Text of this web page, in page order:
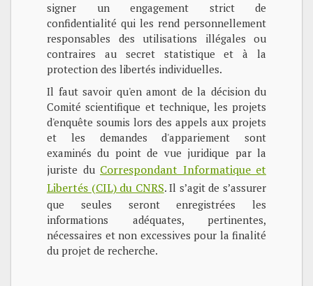
signer un engagement strict de
confidentialité qui les rend personnellement
responsables des utilisations illégales ou
contraires au secret statistique et à la
protection des libertés individuelles.
Il faut savoir qu'en amont de la décision du
Comité scientifique et technique, les projets
d'enquête soumis lors des appels aux projets
et les demandes d'appariement sont
examinés du point de vue juridique par la
juriste du Correspondant Informatique et
Libertés (CIL) du CNRS. Il s’agit de s’assurer
que seules seront enregistrées les
informations adéquates, pertinentes,
nécessaires et non excessives pour la finalité
du projet de recherche.